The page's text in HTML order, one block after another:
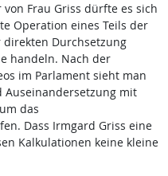
Frau Griss dürfte es sich
Operation eines Teils der
Durchsetzung
handeln. Nach der
im Parlament sieht man
mit
das
Dass Irmgard Griss eine
Kalkulationen keine kleine